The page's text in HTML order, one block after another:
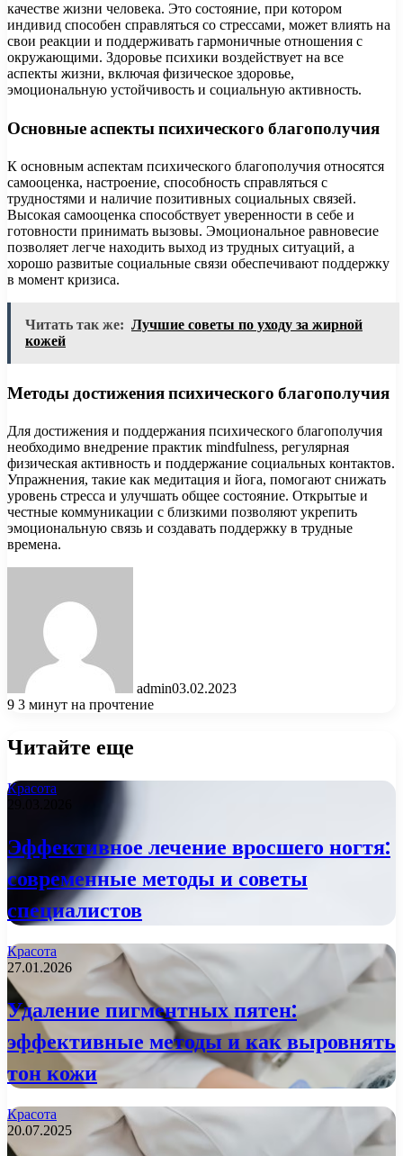
качестве жизни человека. Это состояние, при котором
индивид способен справляться со стрессами, может влиять на
свои реакции и поддерживать гармоничные отношения с
окружающими. Здоровье психики воздействует на все
аспекты жизни, включая физическое здоровье,
эмоциональную устойчивость и социальную активность.
Основные аспекты психического благополучия
К основным аспектам психического благополучия относятся
самооценка, настроение, способность справляться с
трудностями и наличие позитивных социальных связей.
Высокая самооценка способствует уверенности в себе и
готовности принимать вызовы. Эмоциональное равновесие
позволяет легче находить выход из трудных ситуаций, а
хорошо развитые социальные связи обеспечивают поддержку
в момент кризиса.
Читать так же: Лучшие советы по уходу за жирной
кожей
Методы достижения психического благополучия
Для достижения и поддержания психического благополучия
необходимо внедрение практик mindfulness, регулярная
физическая активность и поддержание социальных контактов.
Упражнения, такие как медитация и йога, помогают снижать
уровень стресса и улучшать общее состояние. Открытые и
честные коммуникации с близкими позволяют укрепить
эмоциональную связь и создавать поддержку в трудные
времена.
admin03.02.2023
9 3 минут на прочтение
Читайте еще
Красота
Эффективное лечение вросшего ногтя:
современные методы и советы
специалистов
Красота
27.01.2026
Удаление пигментных пятен:
эффективные методы и как выровнять
тон кожи
Красота
20.07.2025